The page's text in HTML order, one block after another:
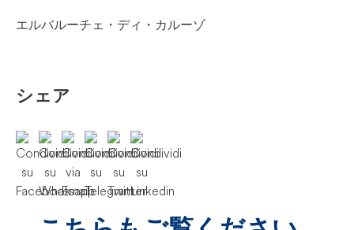
エルバルーチェ・ディ・カルーゾ
シェア